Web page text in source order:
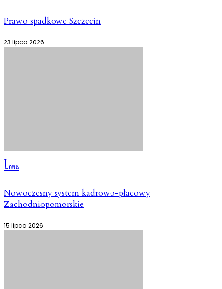
Prawo spadkowe Szczecin
23 lipca 2026
Inne
Nowoczesny system kadrowo-płacowy
Zachodniopomorskie
15 lipca 2026